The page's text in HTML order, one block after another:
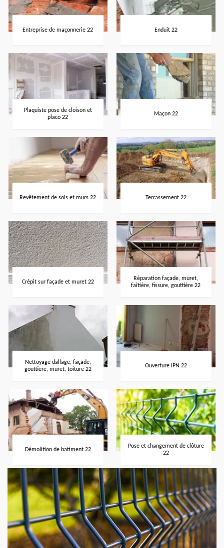
Entreprise de maçonnerie 22 Enduit 22
Plaquiste pose de cloison et
placo 22
Maçon 22
Revêtement de sols et murs 22 Terrassement 22
Crépit sur façade et muret 22
Réparation façade, muret,
faîtière, fissure, gouttière 22
Nettoyage dallage, façade,
gouttiere, muret, toiture 22
Ouverture IPN 22
Démolition de batiment 22
Pose et changement de clôture
22